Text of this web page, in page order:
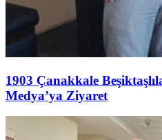
1903 Çanakkale
Medya’ya Ziyaret